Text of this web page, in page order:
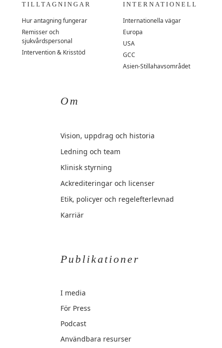
TILLTAGNINGAR
Hur antagning fungerar
Remisser och
sjukvårdspersonal
Intervention & Krisstöd
INTERNATIONELL
Internationella vägar
Europa
USA
GCC
Asien-Stillahavsområdet
Om
Vision, uppdrag och historia
Ledning och team
Klinisk styrning
Ackrediteringar och licenser
Etik, policyer och regelefterlevnad
Karriär
Publikationer
I media
För Press
Podcast
Användbara resurser